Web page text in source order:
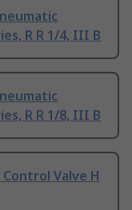
R R 1/4, III B
R R 1/8, III B
Valve H